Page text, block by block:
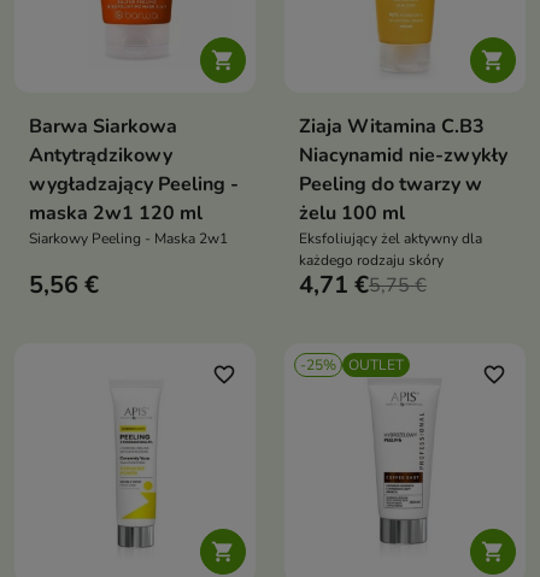

Barwa Siarkowa
Antytrądzikowy
wygładzający Peeling -
maska 2w1 120 ml
Siarkowy Peeling - Maska 2w1
5,56 €

Ziaja Witamina C.B3
Niacynamid nie-zwykły
Peeling do twarzy w
żelu 100 ml
Eksfoliujący żel aktywny dla
każdego rodzaju skóry
4,71 €5,75 €

favorite_border -25% OUTLET

favorite_border